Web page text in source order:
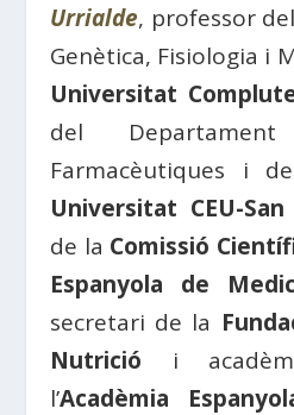
Urrialde, professor
Genètica, Fisiologia i
Universitat
del
Farmacèutiques i
Universitat CEU-San
de la Comissió
Espanyola de
secretari de la
Nutrició i
l’Acadèmia